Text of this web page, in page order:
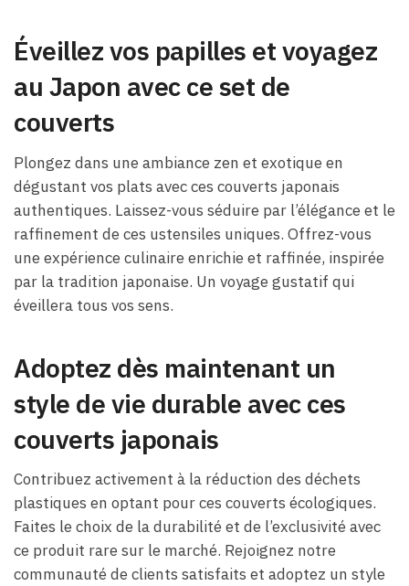
Éveillez vos papilles et voyagez
au Japon avec ce set de
couverts
Plongez dans une ambiance zen et exotique en
dégustant vos plats avec ces couverts japonais
authentiques. Laissez-vous séduire par l’élégance et le
raffinement de ces ustensiles uniques. Offrez-vous
une expérience culinaire enrichie et raffinée, inspirée
par la tradition japonaise. Un voyage gustatif qui
éveillera tous vos sens.
Adoptez dès maintenant un
style de vie durable avec ces
couverts japonais
Contribuez activement à la réduction des déchets
plastiques en optant pour ces couverts écologiques.
Faites le choix de la durabilité et de l’exclusivité avec
ce produit rare sur le marché. Rejoignez notre
communauté de clients satisfaits et adoptez un style